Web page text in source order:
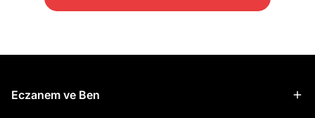
Eczanem ve Ben